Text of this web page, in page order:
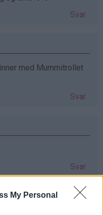
My Personal
Svar
med Mummitrollet
Svar
Svar
- 08:36